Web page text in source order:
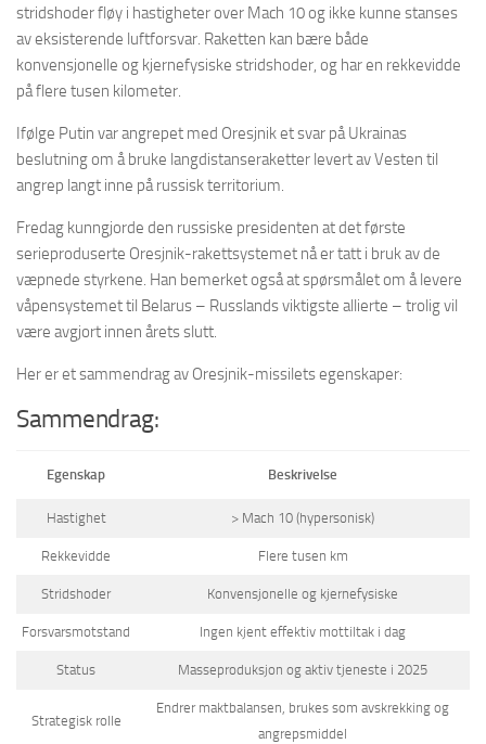
stridshoder fløy i hastigheter over Mach 10 og ikke kunne stanses
av eksisterende luftforsvar. Raketten kan bære både
konvensjonelle og kjernefysiske stridshoder, og har en rekkevidde
på flere tusen kilometer.
Ifølge Putin var angrepet med Oresjnik et svar på Ukrainas
beslutning om å bruke langdistanseraketter levert av Vesten til
angrep langt inne på russisk territorium.
Fredag kunngjorde den russiske presidenten at det første
serieproduserte Oresjnik-rakettsystemet nå er tatt i bruk av de
væpnede styrkene. Han bemerket også at spørsmålet om å levere
våpensystemet til Belarus – Russlands viktigste allierte – trolig vil
være avgjort innen årets slutt.
Her er et sammendrag av Oresjnik-missilets egenskaper:
Sammendrag:
Egenskap Beskrivelse
Hastighet > Mach 10 (hypersonisk)
Rekkevidde Flere tusen km
Stridshoder Konvensjonelle og kjernefysiske
Forsvarsmotstand Ingen kjent effektiv mottiltak i dag
Status Masseproduksjon og aktiv tjeneste i 2025
Strategisk rolle
Endrer maktbalansen, brukes som avskrekking og
angrepsmiddel